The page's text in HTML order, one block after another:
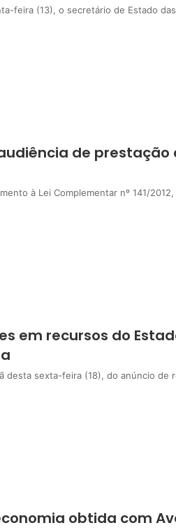
feira (13), o secretário de Estado
de prestação
à Lei Complementar nº 141/
em recursos do
desta sexta-feira (18), do anúncio de
obtida com